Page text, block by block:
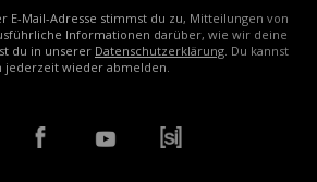
E-Mail-Adresse stimmst du zu, Mitteilungen von
Informationen darüber, wie wir deine
du in unserer Datenschutzerklärung. Du kannst
jederzeit wieder abmelden.